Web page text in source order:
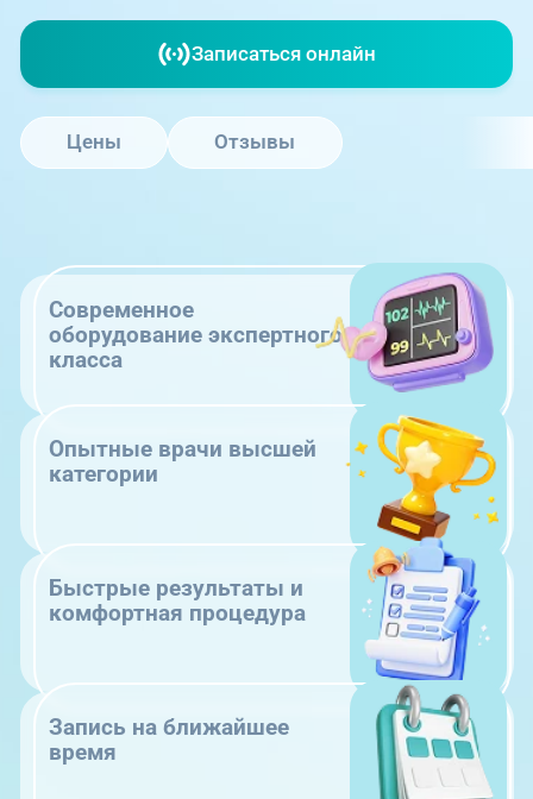
Записаться онлайн
Цены Отзывы
Современное
оборудование экспертного
класса
Опытные врачи высшей
категории
Быстрые результаты и
комфортная процедура
Запись на ближайшее
время